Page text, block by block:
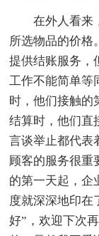
在外人看来
所选物品的价格
提供结账服务，
工作不能简单等
时，他们接触的
结算时，他们直
言谈举止都代表
顾客的服务很重
的第一天起，企
度就深深地印在
好”，欢迎下次